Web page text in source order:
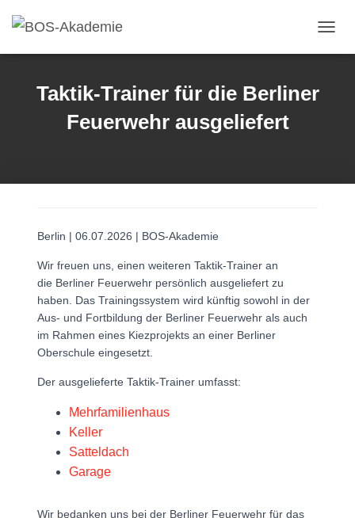
Taktik-Trainer für die Berliner
Feuerwehr ausgeliefert
Berlin | 06.07.2026 | BOS-Akademie
Wir freuen uns, einen weiteren Taktik-Trainer an
die Berliner Feuerwehr persönlich ausgeliefert zu
haben. Das Trainingssystem wird künftig sowohl in der
Aus- und Fortbildung der Berliner Feuerwehr als auch
im Rahmen eines Kiezprojekts an einer Berliner
Oberschule eingesetzt.
Der ausgelieferte Taktik-Trainer umfasst:
Mehrfamilienhaus
Keller
Satteldach
Garage
Wir bedanken uns bei der Berliner Feuerwehr für das